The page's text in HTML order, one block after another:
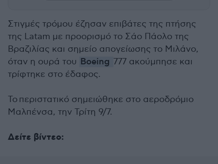
Στιγμές τρόμου έζησαν επιβάτες της πτήσης
της Latam με προορισμό το Σάο Πάολο της
Βραζιλίας και σημείο απογείωσης το Μιλάνο,
όταν η ουρά του Boeing 777 ακούμπησε και
τρίφτηκε στο έδαφος.
Το περιστατικό σημειώθηκε στο αεροδρόμιο
Μαλπένσα, την Τρίτη 9/7.
Δείτε βίντεο: